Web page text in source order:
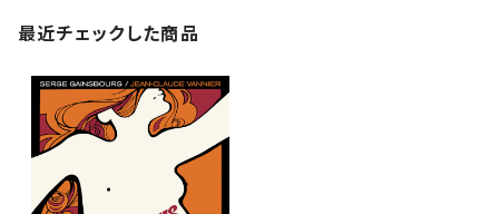
最近チェックした商品